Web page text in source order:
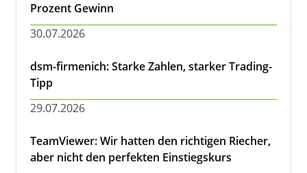
Prozent Gewinn
30.07.2026
dsm-firmenich: Starke Zahlen, starker Trading-
Tipp
29.07.2026
TeamViewer: Wir hatten den richtigen Riecher,
aber nicht den perfekten Einstiegskurs